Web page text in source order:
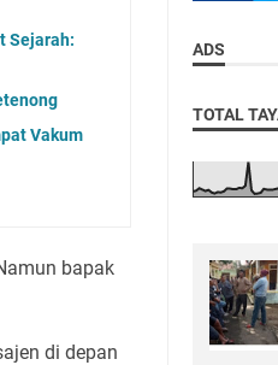
Sejarah:
Vakum
bapak
di depan
ADS
TOTAL